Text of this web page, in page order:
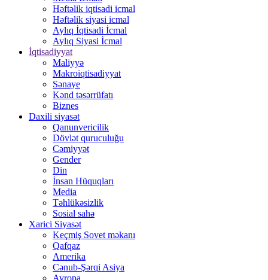
Həftəlik iqtisadi icmal
Həftəlik siyasi icmal
Aylıq İqtisadi İcmal
Aylıq Siyasi İcmal
İqtisadiyyat
Maliyyə
Makroiqtisadiyyat
Sənaye
Kənd təsərrüfatı
Biznes
Daxili siyasət
Qanunvericilik
Dövlət quruculuğu
Cəmiyyət
Gender
Din
İnsan Hüquqları
Media
Təhlükəsizlik
Sosial sahə
Xarici Siyasət
Keçmiş Sovet məkanı
Qafqaz
Amerika
Cənub-Şərqi Asiya
Avropa